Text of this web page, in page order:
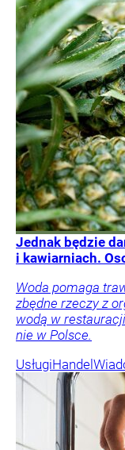
Jednak będzie
i kawiarniach.
Woda pomaga
zbędne rzeczy z
wodą w
nie w Polsce.
UsługiHandel